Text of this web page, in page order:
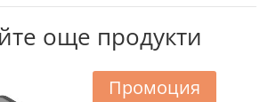
още продукти
Промоция